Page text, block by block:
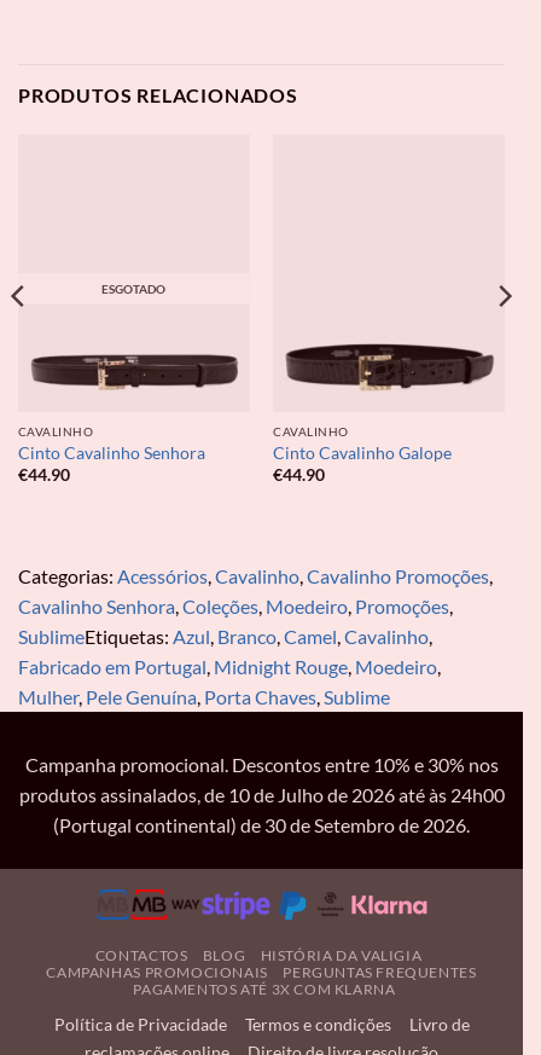
PRODUTOS RELACIONADOS
ESGOTADO
CAVALINHO
Cinto Cavalinho Senhora
€44.90
CAVALINHO
Cinto Cavalinho Galope
€44.90
Categorias: Acessórios,Cavalinho,Cavalinho Promoções,
Cavalinho Senhora,Coleções, Moedeiro, Promoções,
SublimeEtiquetas: Azul, Branco,Camel,Cavalinho,
Fabricado em Portugal, Midnight Rouge, Moedeiro,
Mulher, Pele Genuína, Porta Chaves,Sublime
Campanha promocional. Descontos entre 10% e 30% nos
produtos assinalados, de 10 de Julho de 2026 até às 24h00
(Portugal continental) de 30 de Setembro de 2026.
CONTACTOS BLOG
HISTÓRIA DA VALIGIA
CAMPANHAS PROMOCIONAIS
PERGUNTAS FREQUENTES
PAGAMENTOS ATÉ 3X COM KLARNA
Política de Privacidade Termos e condições
Livro de